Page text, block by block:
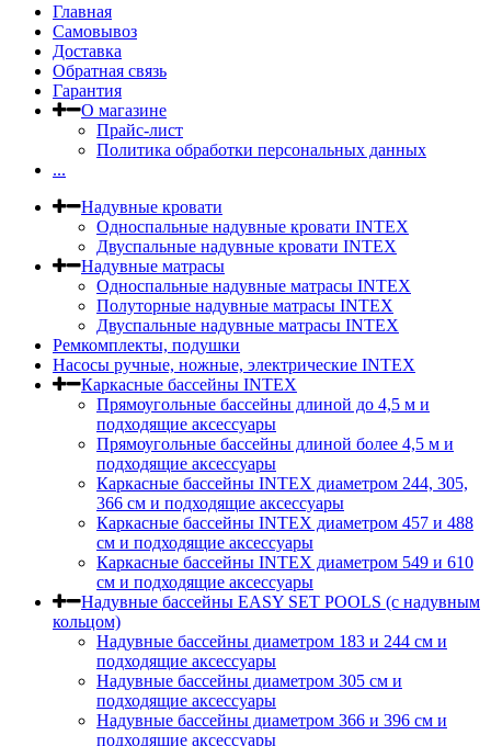
Главная
Самовывоз
Доставка
Обратная связь
Гарантия
О магазине
Прайс-лист
Политика обработки персональных данных
...
Надувные кровати
Односпальные надувные кровати INTEX
Двуспальные надувные кровати INTEX
Надувные матрасы
Односпальные надувные матрасы INTEX
Полуторные надувные матрасы INTEX
Двуспальные надувные матрасы INTEX
Ремкомплекты, подушки
Насосы ручные, ножные, электрические INTEX
Каркасные бассейны INTEX
Прямоугольные бассейны длиной до 4,5 м и
подходящие аксессуары
Прямоугольные бассейны длиной более 4,5 м и
подходящие аксессуары
Каркасные бассейны INTEX диаметром 244, 305,
366 см и подходящие аксессуары
Каркасные бассейны INTEX диаметром 457 и 488
cм и подходящие аксессуары
Каркасные бассейны INTEX диаметром 549 и 610
см и подходящие аксессуары
Надувные бассейны EASY SET POOLS (с надувным
кольцом)
Надувные бассейны диаметром 183 и 244 см и
подходящие аксессуары
Надувные бассейны диаметром 305 см и
подходящие аксессуары
Надувные бассейны диаметром 366 и 396 см и
подходящие аксессуары